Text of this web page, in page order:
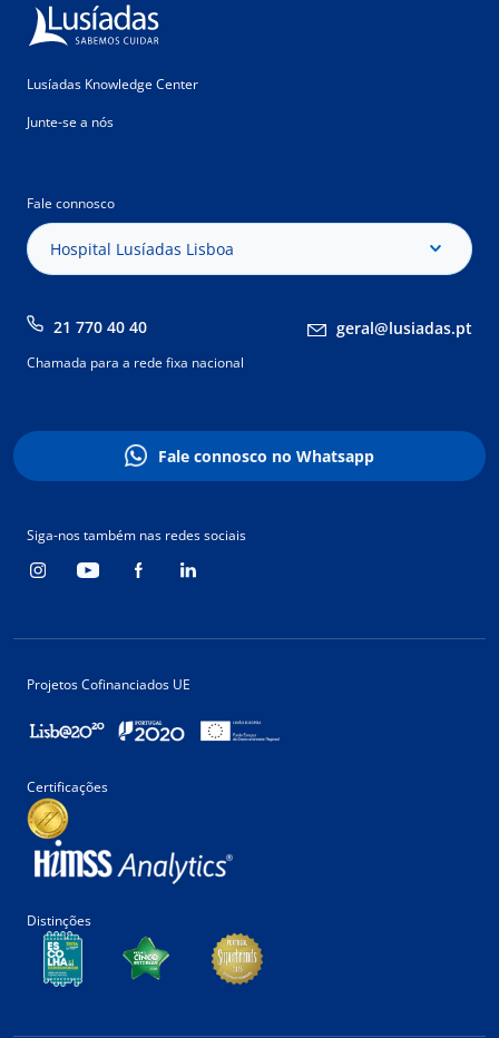
Lusíadas Knowledge Center
Junte-se a nós
Fale connosco
Hospital Lusíadas Lisboa
21 770 40 40 geral@lusiadas.pt
Chamada para a rede fixa nacional
Fale connosco no Whatsapp
Siga-nos também nas redes sociais
Projetos Cofinanciados UE
Certificações
Distinções